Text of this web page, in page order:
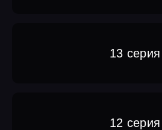
13 серия
12 серия